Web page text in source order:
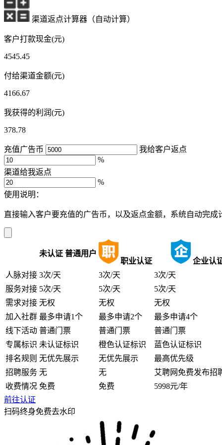
渠道返点计算器（自动计算）
客户打款现金(元)
4545.45
付给渠道金额(元)
4166.67
我获得的利润(元)
378.78
充值广告币
我给客户返点
%
渠道给我返点
%
使用说明：
直接输入客户要充值的广告币，以及返点金额，系统自动完
未认证 普通用户
职业认证
企业认
人脉对接 3次/天 3次/天
3次/天
服务对接 5次/天 5次/天
5次/天
需求对接 无权 无权
无权
加入社群 最多申请1个 最多申请2个
最多申请4个
线下活动 普通门票 普通门票
普通门票
专属标识 未认证标识 橙色认证标识
蓝色认证标识
排名规则 无优先展示 无优先展示
最高优先级
招聘服务 无 无
艾聘网免费发布招
收费情况 免费 免费
5998元/年
前往认证
扫码终身免费去水印